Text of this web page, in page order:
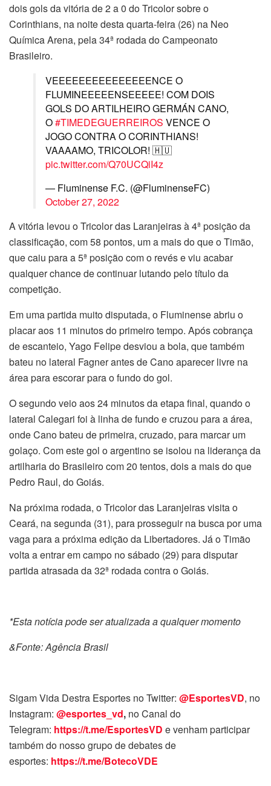
dois gols da vitória de 2 a 0 do Tricolor sobre o
Corinthians, na noite desta quarta-feira (26) na Neo
Química Arena, pela 34ª rodada do Campeonato
Brasileiro.
VEEEEEEEEEEEEEEENCE O
FLUMINEEEEENSEEEEE! COM DOIS
GOLS DO ARTILHEIRO GERMÁN CANO,
O#TIMEDEGUERREIROS VENCE O
JOGO CONTRA O CORINTHIANS!
VAAAAMO, TRICOLOR! 🇭🇺
pic.twitter.com/Q70UCQiI4z
— Fluminense F.C. (@FluminenseFC)
October 27, 2022
A vitória levou o Tricolor das Laranjeiras à 4ª posição da
classificação, com 58 pontos, um a mais do que o Timão,
que caiu para a 5ª posição com o revés e viu acabar
qualquer chance de continuar lutando pelo título da
competição.
Em uma partida muito disputada, o Fluminense abriu o
placar aos 11 minutos do primeiro tempo. Após cobrança
de escanteio, Yago Felipe desviou a bola, que também
bateu no lateral Fagner antes de Cano aparecer livre na
área para escorar para o fundo do gol.
O segundo veio aos 24 minutos da etapa final, quando o
lateral Calegari foi à linha de fundo e cruzou para a área,
onde Cano bateu de primeira, cruzado, para marcar um
golaço. Com este gol o argentino se isolou na liderança da
artilharia do Brasileiro com 20 tentos, dois a mais do que
Pedro Raul, do Goiás.
Na próxima rodada, o Tricolor das Laranjeiras visita o
Ceará, na segunda (31), para prosseguir na busca por uma
vaga para a próxima edição da Libertadores. Já o Timão
volta a entrar em campo no sábado (29) para disputar
partida atrasada da 32ª rodada contra o Goiás.
*Esta notícia pode ser atualizada a qualquer momento
&Fonte: Agência Brasil
Sigam Vida Destra Esportes no Twitter: @EsportesVD, no
Instagram: @esportes_vd, no Canal do
Telegram: https://t.me/EsportesVD e venham participar
também do nosso grupo de debates de
esportes: https://t.me/BotecoVDE